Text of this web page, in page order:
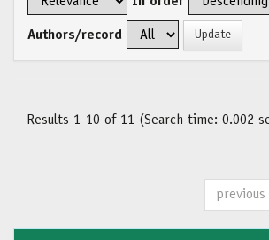
Authors/record
Results 1-10 of 11 (Search time: 0.002
previous